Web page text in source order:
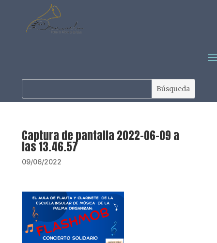
Captura de pantalla 2022-06-09 a
las 13.46.57
09/06/2022